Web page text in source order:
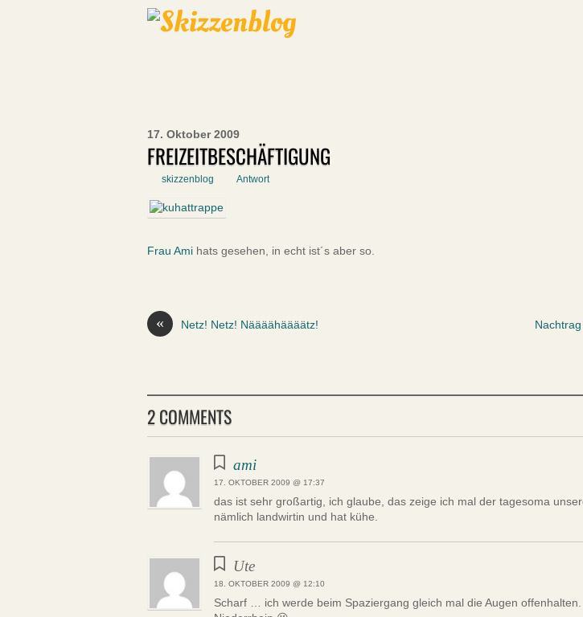
17. Oktober 2009
FREIZEITBESCHÄFTIGUNG
skizzenblog Antwort
Frau Ami hats gesehen, in echt ist´s aber so.
« Netz! Netz! Näääähäääätz!
2 COMMENTS
ami
17. OKTOBER 2009 @ 17:37
das ist sehr großartig, ich glaube, das zeige ich mal der tagesoma
nämlich landwirtin und hat kühe.
Ute
18. OKTOBER 2009 @ 12:10
Scharf … ich werde beim Spaziergang gleich mal die Augen